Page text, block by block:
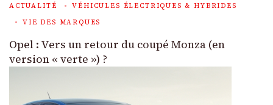
ACTUALITÉ
VÉHICULES ÉLECTRIQUES & HYBRIDES
VIE DES MARQUES
Opel : Vers un retour du coupé Monza (en
version « verte ») ?